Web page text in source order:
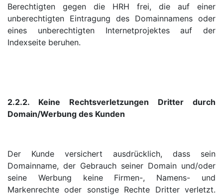
Berechtigten gegen die HRH frei, die auf einer
unberechtigten Eintragung des Domainnamens oder
eines unberechtigten Internetprojektes auf der
Indexseite beruhen.
2.2.2. Keine Rechtsverletzungen Dritter durch
Domain/Werbung des Kunden
Der Kunde versichert ausdrücklich, dass sein
Domainname, der Gebrauch seiner Domain und/oder
seine Werbung keine Firmen-, Namens- und
Markenrechte oder sonstige Rechte Dritter verletzt.